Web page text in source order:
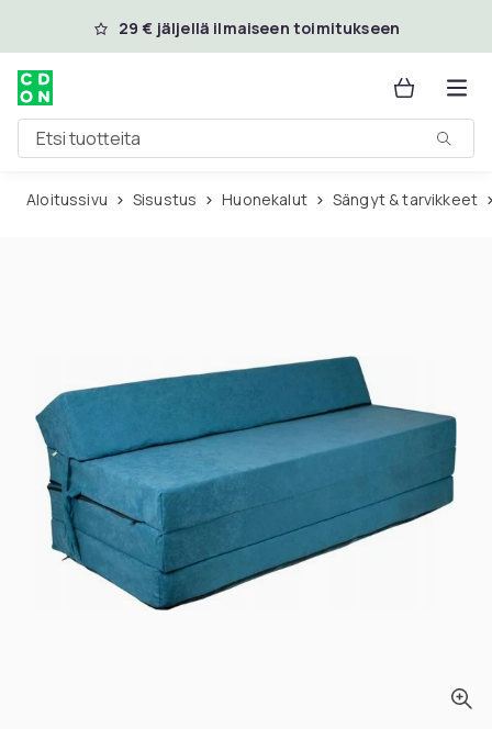
Ohita ja siirry pääsisältöön
29 € jäljellä ilmaiseen toimitukseen
Etsi tuotteita
Aloitussivu Sisustus Huonekalut Sängyt & tarvikkeet